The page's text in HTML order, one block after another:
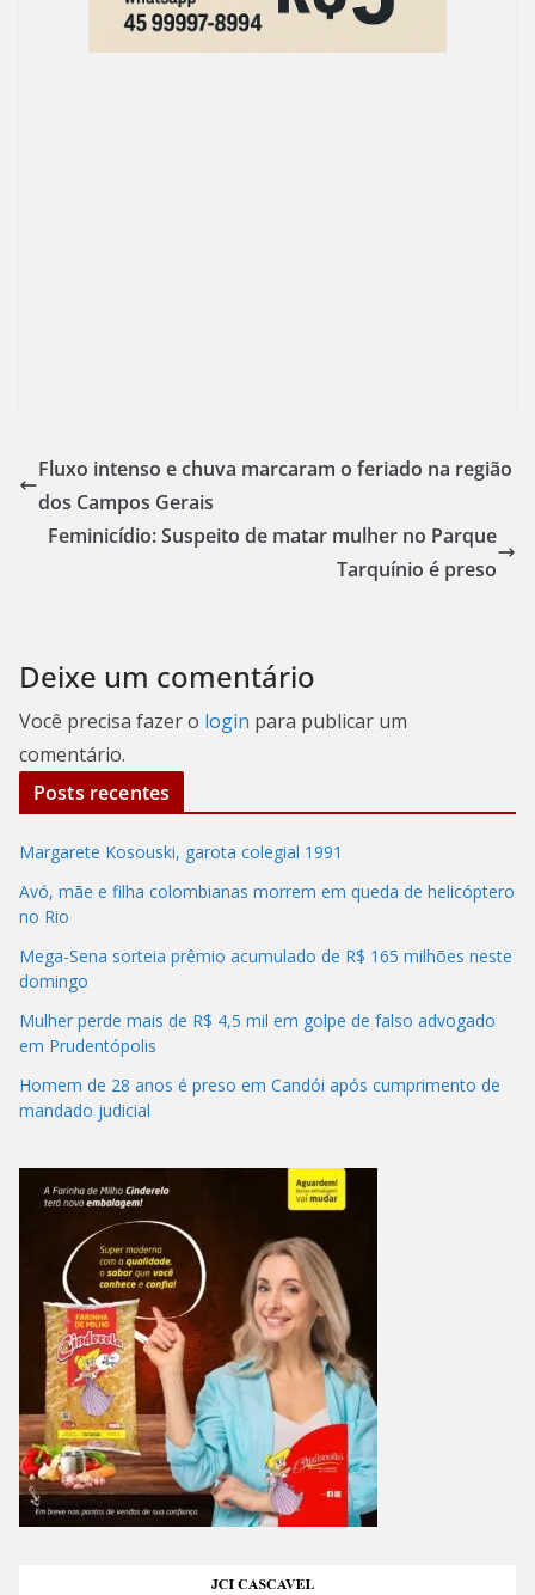
Fluxo intenso e chuva marcaram o feriado na região
dos Campos Gerais
Feminicídio: Suspeito de matar mulher no Parque
Tarquínio é preso
Deixe um comentário
Você precisa fazer o login para publicar um
comentário.
Posts recentes
Margarete Kosouski, garota colegial 1991
Avó, mãe e filha colombianas morrem em queda de helicóptero
no Rio
Mega-Sena sorteia prêmio acumulado de R$ 165 milhões neste
domingo
Mulher perde mais de R$ 4,5 mil em golpe de falso advogado
em Prudentópolis
Homem de 28 anos é preso em Candói após cumprimento de
mandado judicial